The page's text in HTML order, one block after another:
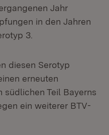
Jahr
in den Jahren
3.
diesen Serotyp
erneuten
südlichen Teil Bayerns
ein weiterer BTV-